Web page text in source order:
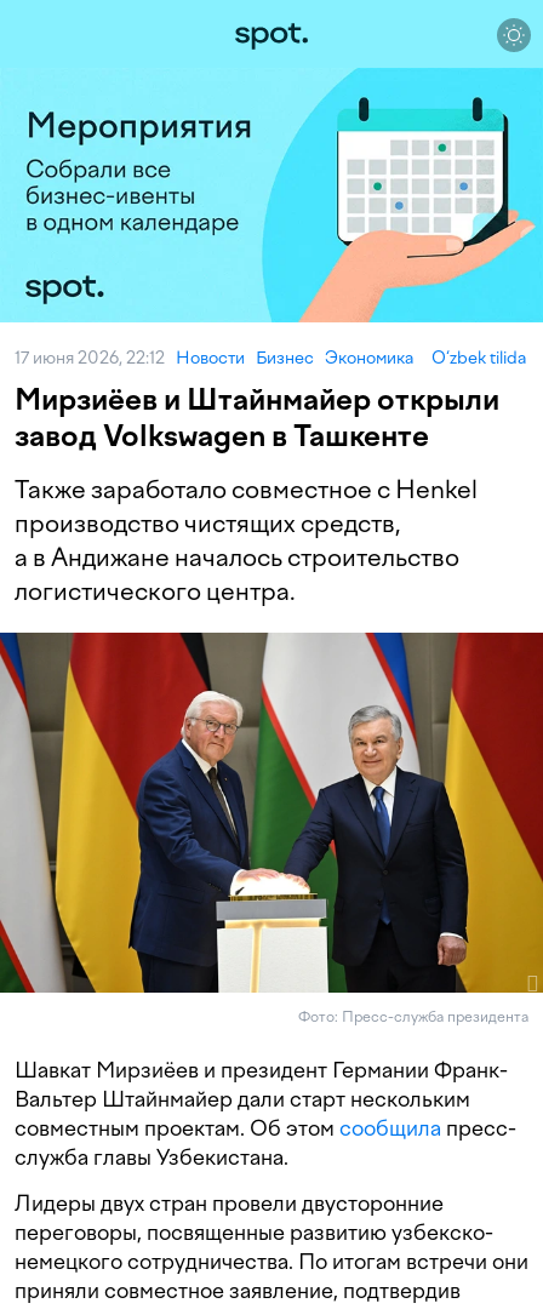
17 июня 2026, 22:12 Новости Бизнес Экономика O‘zbek tilida
Мирзиёев и Штайнмайер открыли
завод Volkswagen в Ташкенте
Также заработало совместное с Henkel
производство чистящих средств,
а в Андижане началось строительство
логистического центра.
Фото: Пресс-служба президента
Шавкат Мирзиёев и президент Германии Франк-
Вальтер Штайнмайер дали старт нескольким
совместным проектам. Об этом сообщила пресс-
служба главы Узбекистана.
Лидеры двух стран провели двусторонние
переговоры, посвященные развитию узбекско-
немецкого сотрудничества. По итогам встречи они
приняли совместное заявление, подтвердив